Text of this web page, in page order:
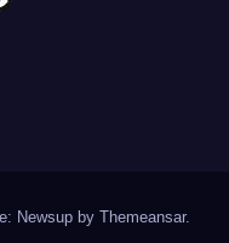
Newsup by Themeansar.